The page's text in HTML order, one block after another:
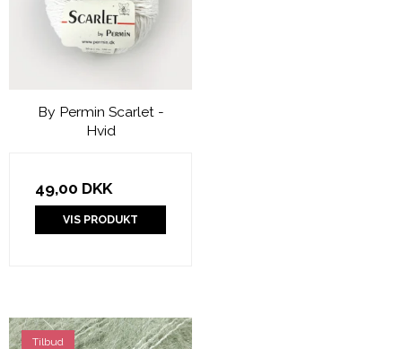
By Permin Scarlet -
Hvid
49,00 DKK
VIS PRODUKT
Tilbud